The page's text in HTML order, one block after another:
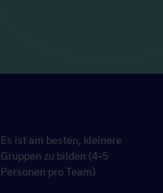
Es ist am besten, kleinere
Gruppen zu bilden (4-5
Personen pro Team)